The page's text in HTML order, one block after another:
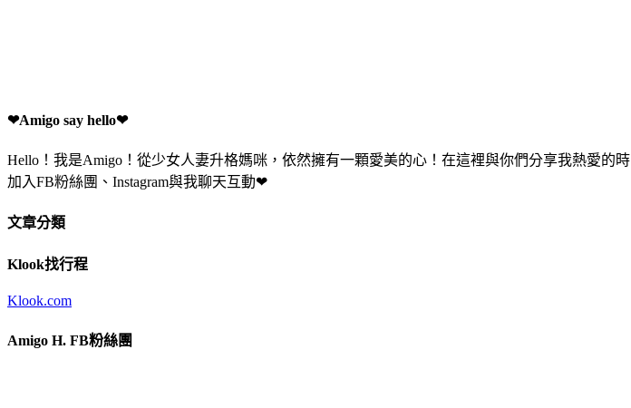
❤Amigo say hello❤
Hello！我是Amigo！從少女人妻升格媽咪，依然擁有一顆愛美的心！在這裡與你們分享我熱愛的
加入FB粉絲團、Instagram與我聊天互動❤
文章分類
Klook找行程
Klook.com
Amigo H. FB粉絲團